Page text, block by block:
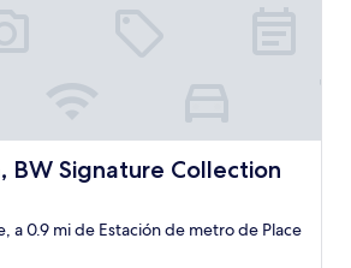
BW Signature Collection
Signature Collection
a 0.9 mi de Estación de metro de Place